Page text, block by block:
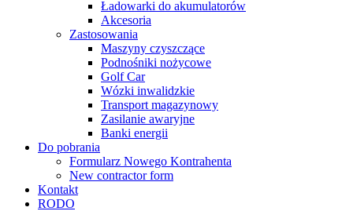
Ładowarki do akumulatorów
Akcesoria
Zastosowania
Maszyny czyszczące
Podnośniki nożycowe
Golf Car
Wózki inwalidzkie
Transport magazynowy
Zasilanie awaryjne
Banki energii
Do pobrania
Formularz Nowego Kontrahenta
New contractor form
Kontakt
RODO